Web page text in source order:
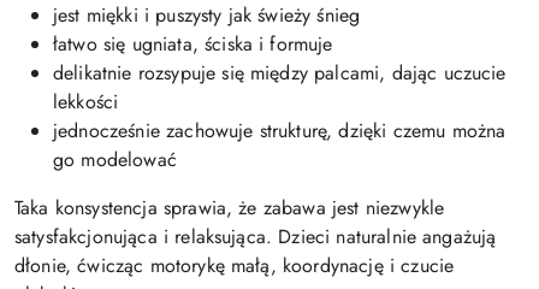
jest miękki i puszysty jak świeży śnieg
łatwo się ugniata, ściska i formuje
delikatnie rozsypuje się między palcami, dając uczucie
lekkości
jednocześnie zachowuje strukturę, dzięki czemu można
go modelować
Taka konsystencja sprawia, że zabawa jest niezwykle
satysfakcjonująca i relaksująca. Dzieci naturalnie angażują
dłonie, ćwicząc motorykę małą, koordynację i czucie